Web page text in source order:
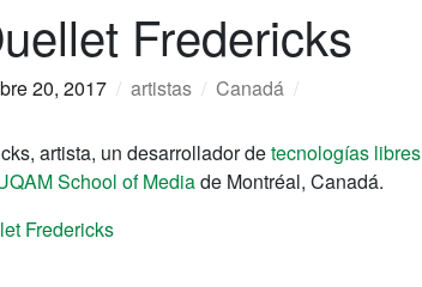
Fredericks
20, 2017 / artistas / Canadá /
artista, un desarrollador detecnologías libres
School of Mediade Montréal, Canadá.
Fredericks